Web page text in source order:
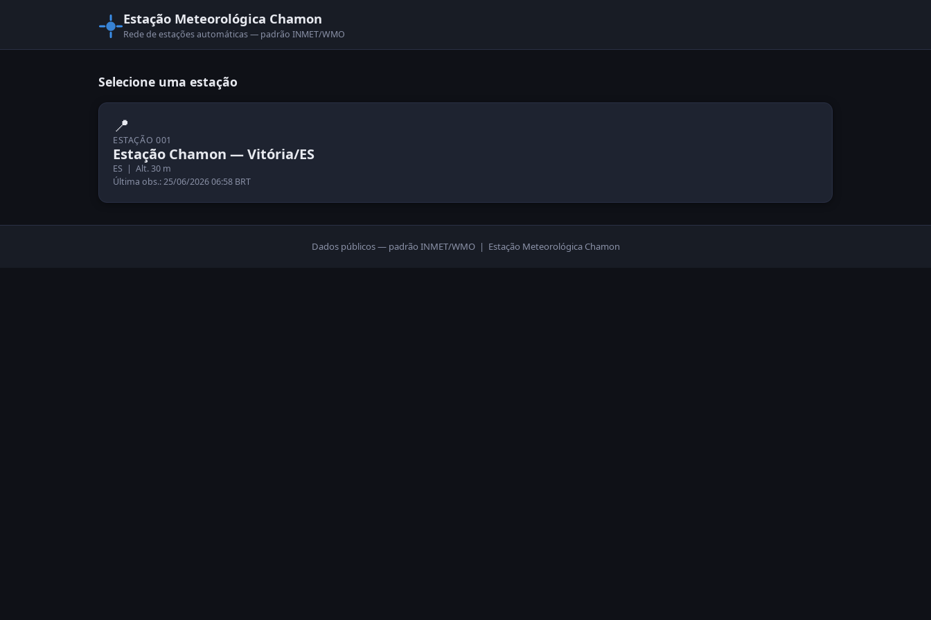
Estação Meteorológica Chamon
Rede de estações automáticas — padrão INMET/WMO
Selecione uma estação
📍
ESTAÇÃO 001
Estação Chamon — Vitória/ES
ES | Alt. 30 m
Última obs.: 25/06/2026 06:58 BRT
Dados públicos — padrão INMET/WMO | Estação Meteorológica Chamon